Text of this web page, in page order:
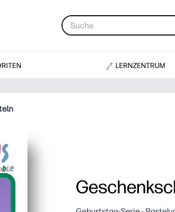
LERNZENTRUM